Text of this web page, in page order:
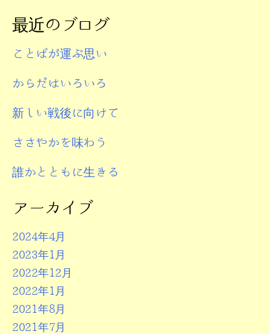
ビ
ゲ
ー
ョ
ン
最近のブログ
ことばが運ぶ思い
からだはいろいろ
新しい戦後に向けて
ささやかを味わう
誰かとともに生きる
アーカイブ
2024年4月
2023年1月
2022年12月
2022年1月
2021年8月
2021年7月